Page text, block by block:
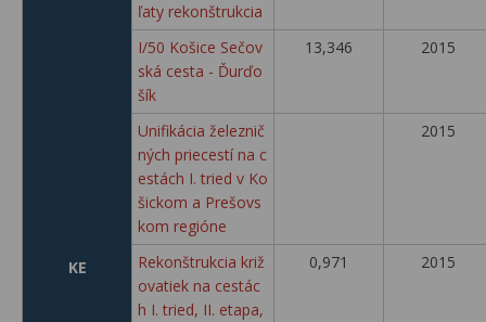
KE
ľaty rekonštrukcia
I/50 Košice Sečov
ská cesta - Ďurďo
šík
13,346 2015
Unifikácia železnič
ných priecestí na c
estách I. tried v Ko
šickom a Prešovs
kom regióne
2015
Rekonštrukcia križ
ovatiek na cestác
h I. tried, II. etapa,
0,971 2015